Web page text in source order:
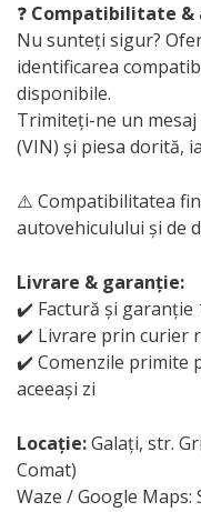
❓ Compatibilitate &
Nu sunteți sigur?
identificarea
disponibile.
Trimiteți-ne un mesaj
(VIN) și piesa dorită,
⚠️ Compatibilitatea
autovehiculului și de
Livrare & garanție:
✔️ Factură și garanție
✔️ Livrare prin curier
✔️ Comenzile primite
aceeași zi
Locație:Galați, str.
Comat)
Waze / Google Maps: